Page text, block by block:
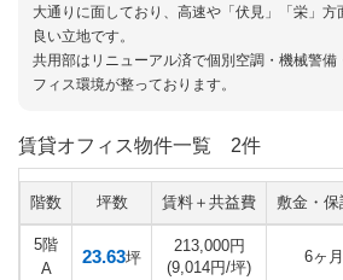
大通りに面しており、高速や「伏見」「栄」
良い立地です。
共用部はリニューアル済で個別空調・機械警備
フィス環境が整っております。
賃貸オフィス物件一覧 2件
階数 坪数 賃料＋共益費 敷金・保
5階
A
23.63坪
213,000円
(9,014円/坪)
6ヶ月